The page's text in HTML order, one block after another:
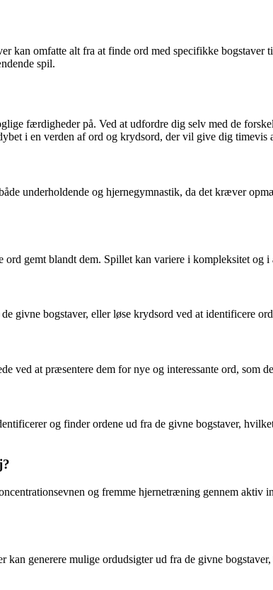
omfatte alt fra at finde ord med specifikke bogstaver
spil.
færdigheder på. Ved at udfordre dig selv med de
i en verden af ord og krydsord, der vil give dig
underholdende og hjernegymnastik, da det kræver
gemt blandt dem. Spillet kan variere i kompleksitet og i
givne bogstaver, eller løse krydsord ved at identificere
ved at præsentere dem for nye og interessante ord, som
og finder ordene ud fra de givne bogstaver,
og fremme hjernetræning gennem aktiv
generere mulige ordudsigter ud fra de givne